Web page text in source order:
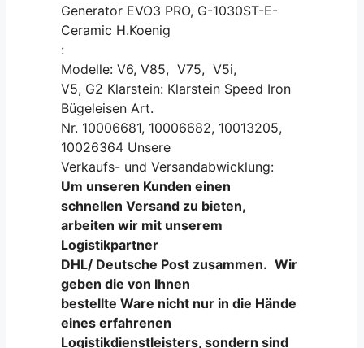
Generator EVO3 PRO, G-1030ST-E-
Ceramic H.Koenig
:
Modelle: V6, V85, V75, V5i,
V5, G2 Klarstein: Klarstein Speed Iron
Bügeleisen Art.
Nr. 10006681, 10006682, 10013205,
10026364 Unsere
Verkaufs- und Versandabwicklung:
Um unseren Kunden einen
schnellen Versand zu bieten,
arbeiten wir mit unserem
Logistikpartner
DHL/ Deutsche Post zusammen. Wir
geben die von Ihnen
bestellte Ware nicht nur in die Hände
eines erfahrenen
Logistikdienstleisters, sondern sind